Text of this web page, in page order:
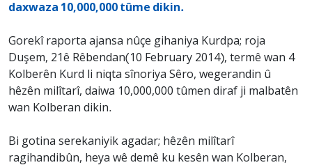
daxwaza 10,000,000 tûme dikin.
Gorekî raporta ajansa nûçe gihaniya Kurdpa; roja
Duşem, 21ê Rêbendan(10 February 2014), termê wan 4
Kolberên Kurd li niqta sînoriya Sêro, wegerandin û
hêzên milîtarî, daiwa 10,000,000 tûmen diraf ji malbatên
wan Kolberan dikin.
Bi gotina serekaniyik agadar; hêzên milîtarî
ragihandibûn, heya wê demê ku kesên wan Kolberan,